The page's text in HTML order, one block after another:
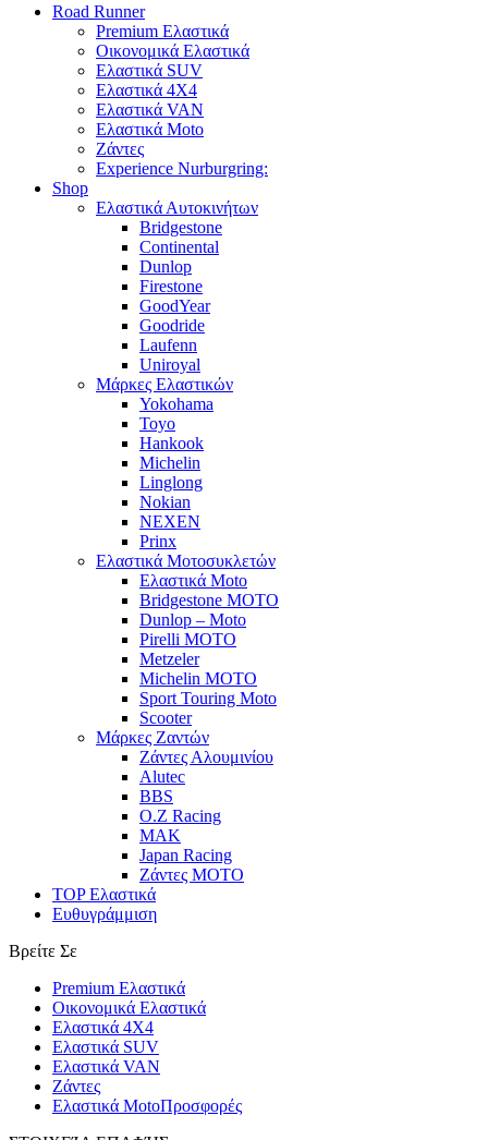
Road Runner
Premium Ελαστικά
Οικονομικά Ελαστικά
Ελαστικά SUV
Ελαστικά 4X4
Ελαστικά VAN
Ελαστικά Moto
Ζάντες
Experience Nurburgring:
Shop
Ελαστικά Αυτοκινήτων
Bridgestone
Continental
Dunlop
Firestone
GoodYear
Goodride
Laufenn
Uniroyal
Μάρκες Ελαστικών
Yokohama
Toyo
Hankook
Michelin
Linglong
Nokian
NEXEN
Prinx
Ελαστικά Μοτοσυκλετών
Ελαστικά Moto
Bridgestone MOTO
Dunlop – Moto
Pirelli MOTO
Metzeler
Michelin MOTO
Sport Touring Moto
Scooter
Μάρκες Ζαντών
Ζάντες Αλουμινίου
Alutec
BBS
O.Z Racing
MAK
Japan Racing
Ζάντες MOTO
TOP Ελαστικά
Ευθυγράμμιση
Βρείτε Σε
Premium Ελαστικά
Οικονομικά Ελαστικά
Ελαστικά 4X4
Ελαστικά SUV
Ελαστικά VAN
Ζάντες
Ελαστικά MotoΠροσφορές